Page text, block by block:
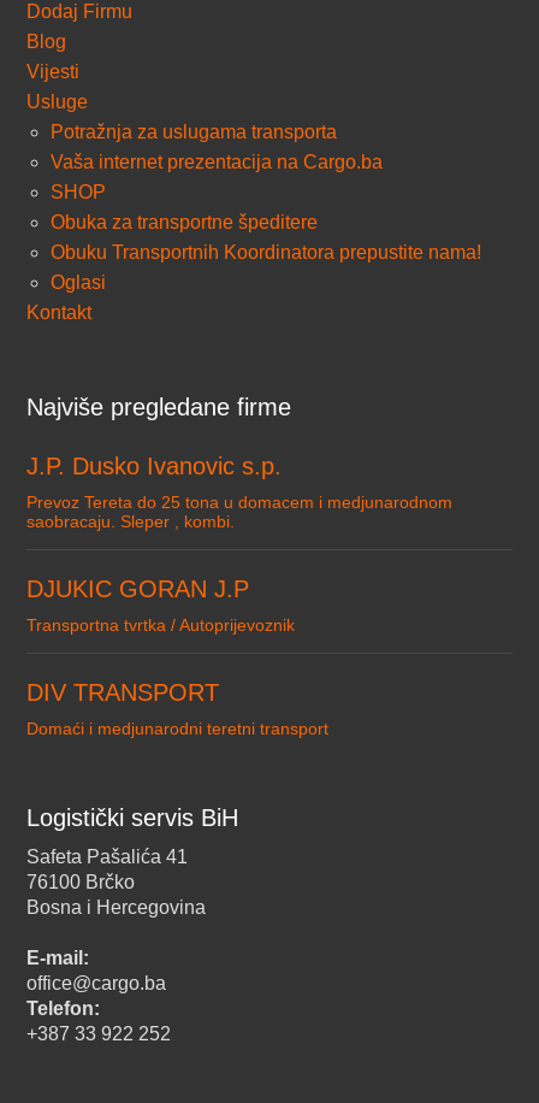
Dodaj Firmu
Blog
Vijesti
Usluge
Potražnja za uslugama transporta
Vaša internet prezentacija na Cargo.ba
SHOP
Obuka za transportne špeditere
Obuku Transportnih Koordinatora prepustite nama!
Oglasi
Kontakt
Najviše pregledane firme
J.P. Dusko Ivanovic s.p.
Prevoz Tereta do 25 tona u domacem i medjunarodnom
saobracaju. Sleper , kombi.
DJUKIC GORAN J.P
Transportna tvrtka / Autoprijevoznik
DIV TRANSPORT
Domaći i medjunarodni teretni transport
Logistički servis BiH
Safeta Pašalića 41
76100 Brčko
Bosna i Hercegovina
E-mail:
office@cargo.ba
Telefon:
+387 33 922 252